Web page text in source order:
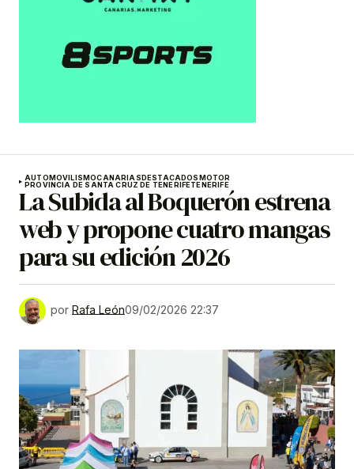
AUTOMOVILISMOCANARIASDESTACADOSMOTOR
PROVINCIA DE SANTA CRUZ DE TENERIFETENERIFE
La Subida al Boquerón estrena
web y propone cuatro mangas
para su edición 2026
por Rafa León09/02/2026 22:37